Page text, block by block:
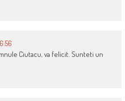
Ciutacu, va felicit. Sunteti un